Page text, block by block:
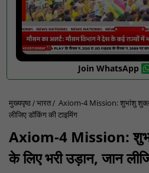
Join WhatsApp
मुख्यपृष्ठ भारत
Axiom-4 Mission: शुभांशु
लीजिए डॉकिंग की टाइमिंग
Axiom-4 Mission:
के लिए भरी उड़ान, जान